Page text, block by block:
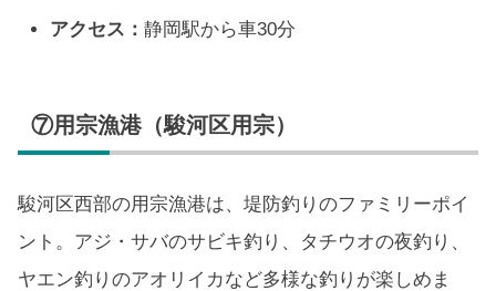
アクセス：静岡駅から車30分
⑦用宗漁港（駿河区用宗）
駿河区西部の用宗漁港は、堤防釣りのファミリーポイ
ント。アジ・サバのサビキ釣り、タチウオの夜釣り、
ヤエン釣りのアオリイカなど多様な釣りが楽しめま